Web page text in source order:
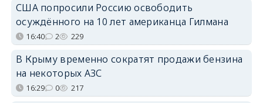
США попросили Россию освободить
осуждённого на 10 лет американца Гилмана
16:40 2 229
В Крыму временно сократят продажи бензина
на некоторых АЗС
16:29 0 217